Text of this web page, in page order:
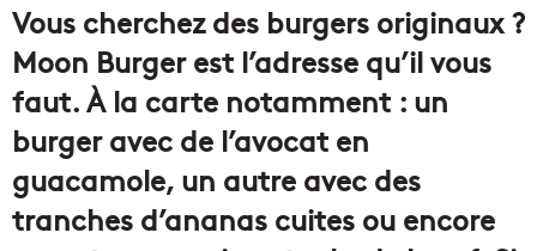
Vous cherchez des burgers originaux ?
Moon Burger est l’adresse qu’il vous
faut. À la carte notamment : un
burger avec de l’avocat en
guacamole, un autre avec des
tranches d’ananas cuites ou encore